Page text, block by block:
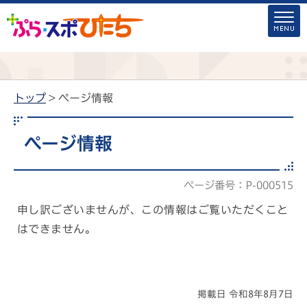
トップ > ページ情報
ページ情報
ページ番号：P-000515
申し訳ございませんが、この情報はご覧いただくこと
はできません。
掲載日 令和8年8月7日